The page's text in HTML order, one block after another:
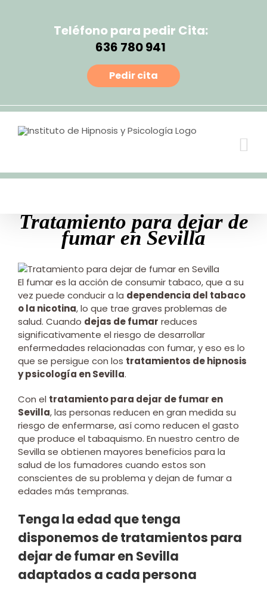
Teléfono para pedir Cita:
636 780 941
Pedir cita
Tratamiento para dejar de
fumar en Sevilla
El fumar es la acción de consumir tabaco, que a su
vez puede conducir a la dependencia del tabaco
o la nicotina, lo que trae graves problemas de
salud. Cuando dejas de fumar reduces
significativamente el riesgo de desarrollar
enfermedades relacionadas con fumar, y eso es lo
que se persigue con los tratamientos de hipnosis
y psicología en Sevilla.
Con el tratamiento para dejar de fumar en
Sevilla, las personas reducen en gran medida su
riesgo de enfermarse, así como reducen el gasto
que produce el tabaquismo. En nuestro centro de
Sevilla se obtienen mayores beneficios para la
salud de los fumadores cuando estos son
conscientes de su problema y dejan de fumar a
edades más tempranas.
Tenga la edad que tenga
disponemos de tratamientos para
dejar de fumar en Sevilla
adaptados a cada persona